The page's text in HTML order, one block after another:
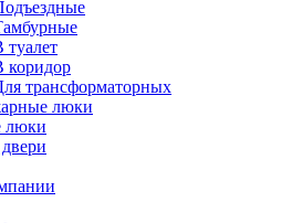
туалет
коридор
трансформаторных
люки
люки